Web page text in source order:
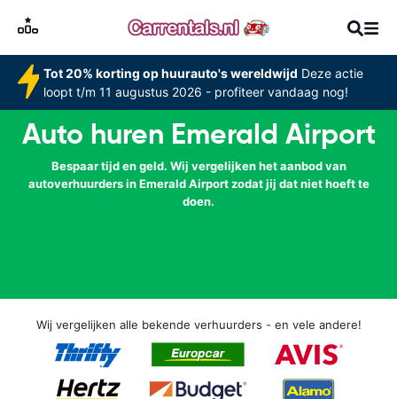
Tot 20% korting op huurauto's wereldwijd Deze actie
loopt t/m 11 augustus 2026 - profiteer vandaag nog!
Auto huren Emerald Airport
Bespaar tijd en geld. Wij vergelijken het aanbod van
autoverhuurders in Emerald Airport zodat jij dat niet hoeft te
doen.
Wij vergelijken alle bekende verhuurders - en vele andere!